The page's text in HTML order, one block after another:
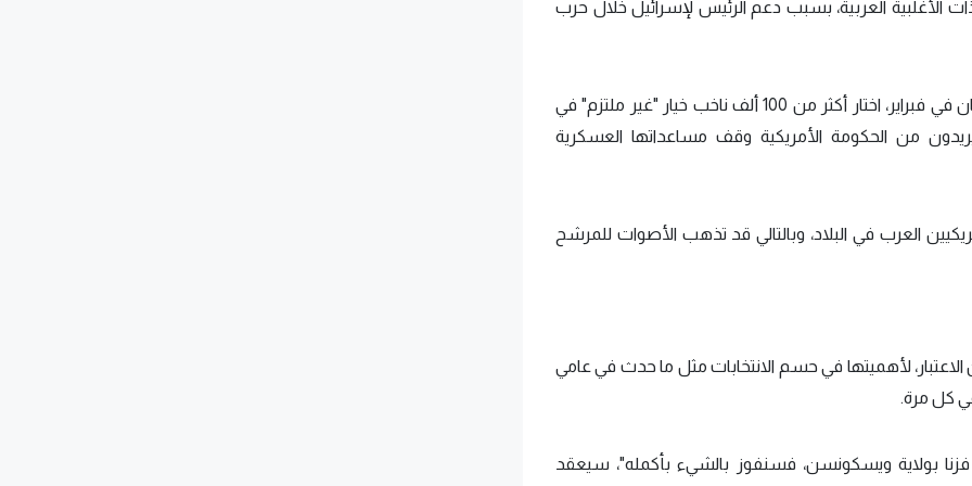
الأغلبية العربية، بسبب دعم الرئيس لإسرائيل خلال حرب
خلال الانتخابات التمهيدية الديمقراطية في ميشيجان في فبراير، اختار أكثر من 100 ألف ناخب خيار "غير ملتزم" في
من الحكومة الأمريكية وقف مساعداتها العسكرية
العرب في البلاد، وبالتالي قد تذهب الأصوات للمرشح
لأهميتها في حسم الانتخابات مثل ما حدث في عامي
بولاية ويسكونسن، فسنفوز بالشيء بأكمله"، سيعقد